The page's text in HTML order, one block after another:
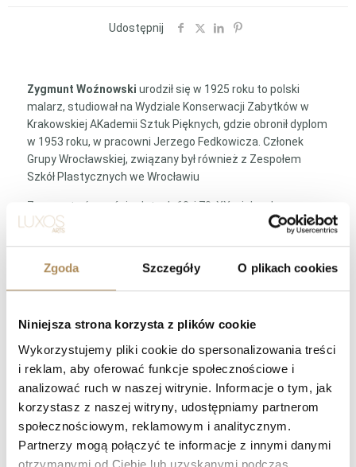
Zgoda Szczegóły O plikach cookies
Niniejsza strona korzysta z plików cookie
Wykorzystujemy pliki cookie do spersonalizowania treści
i reklam, aby oferować funkcje społecznościowe i
analizować ruch w naszej witrynie. Informacje o tym, jak
korzystasz z naszej witryny, udostępniamy partnerom
społecznościowym, reklamowym i analitycznym.
Partnerzy mogą połączyć te informacje z innymi danymi
otrzymanymi od Ciebie lub uzyskanymi podczas
Udostępnij
Zygmunt Woźnowski urodził się w 1925 roku to polski
malarz, studiował na Wydziale Konserwacji Zabytków w
Krakowskiej AKademii Sztuk Pięknych, gdzie obronił dyplom
w 1953 roku, w pracowni Jerzego Fedkowicza. Członek
Grupy Wrocławskiej, związany był również z Zespołem
Szkół Plastycznych we Wrocławiu
Znany z twórczości w latach 60. i 70. XX wieku. Jego prace
charakteryzują się surrealistycznymi kompozycjami oraz
Jednym z jego dzieł jest “Miasto promieniste” z lat 60. XX
wieku, które było wystawiane na aukcjach sztuki. Innym
ofercie Nautilus Galeria i Dom Aukcyjny.
Woźnowski był również nauczycielem malarstwa i
kompozycji. Wspomina o nim Eugeniusz Gerlach, który
podkreśla jego wpływ na własny rozwój artystyczny.
Prace Zygmunta Woźnowskiego były prezentowane na
aukcjach sztuki, a ich ceny wahały się w zależności od
rozmiaru i tematyki.